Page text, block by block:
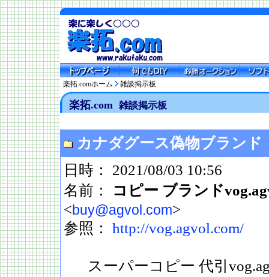
楽拓.comホーム 雑談掲示板
楽拓.com 雑談掲示板
カナダグース偽物ブランド
日時： 2021/08/03 10:56
名前：
コピー ブランド
<buy@agvol.com>
参照： http://vog.agvol.com/
スーパーコピー 代引